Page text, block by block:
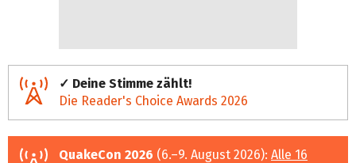
✓ Deine Stimme zählt!
Die Reader's Choice Awards 2026
QuakeCon 2026 (6.–9. August 2026): Alle 16